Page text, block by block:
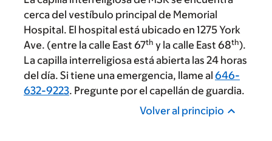
cerca del vestíbulo principal de Memorial
Hospital. El hospital está ubicado en 1275 York
Ave. (entre la calle East 67th y la calle East 68th).
La capilla interreligiosa está abierta las 24 horas
del día. Si tiene una emergencia, llame al 646-
632-9223. Pregunte por el capellán de guardia.
Volver al principio